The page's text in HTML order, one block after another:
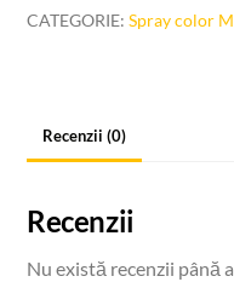
CATEGORIE:Spray color
Recenzii (0)
Recenzii
Nu există recenzii până